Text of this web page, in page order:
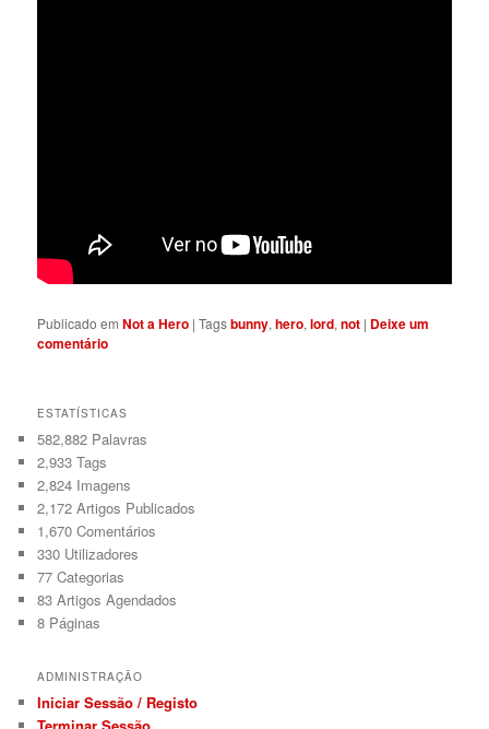
Publicado em Not a Hero |Tagsbunny,hero,lord,not | Deixe um
comentário
ESTATÍSTICAS
582,882 Palavras
2,933 Tags
2,824 Imagens
2,172 Artigos Publicados
1,670 Comentários
330 Utilizadores
77 Categorias
83 Artigos Agendados
8 Páginas
ADMINISTRAÇÃO
Iniciar Sessão / Registo